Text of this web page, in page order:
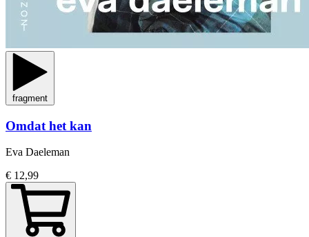
fragment
Omdat het kan
Eva Daeleman
€ 12,99